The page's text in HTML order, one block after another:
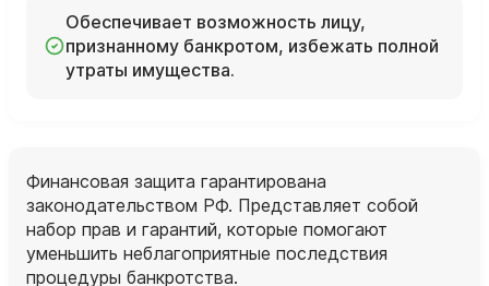
Обеспечивает возможность лицу,
признанному банкротом, избежать полной
утраты имущества.
Финансовая защита гарантирована
законодательством РФ. Представляет собой
набор прав и гарантий, которые помогают
уменьшить неблагоприятные последствия
процедуры банкротства.